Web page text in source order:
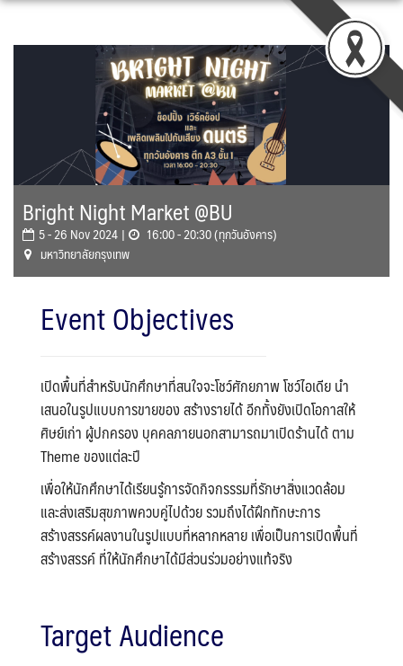
Skip
Bright Night Market @BU
5 - 26 Nov 2024 |
16:00 - 20:30 (ทุกวันอังคาร)
มหาวิทยาลัยกรุงเทพ
Event Objectives
เปิดพื้นที่สำหรับนักศึกษาที่สนใจจะโชว์ศักยภาพ โชว์ไอเดีย นำ
เสนอในรูปแบบการขายของ สร้างรายได้ อีกทั้งยังเปิดโอกาสให้
ศิษย์เก่า ผู้ปกครอง บุคคลภายนอกสามารถมาเปิดร้านได้ ตาม
Theme ของแต่ละปี
เพื่อให้นักศึกษาได้เรียนรู้การจัดกิจกรรรมที่รักษาสิ่งแวดล้อม
และส่งเสริมสุขภาพควบคู่ไปด้วย รวมถึงได้ฝึกทักษะการ
สร้างสรรค์ผลงานในรูปแบบที่หลากหลาย เพื่อเป็นการเปิดพื้นที่
สร้างสรรค์ ที่ให้นักศึกษาได้มีส่วนร่วมอย่างแท้จริง
Target Audience